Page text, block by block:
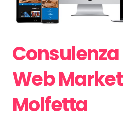
Consulenza
Web
Molfetta